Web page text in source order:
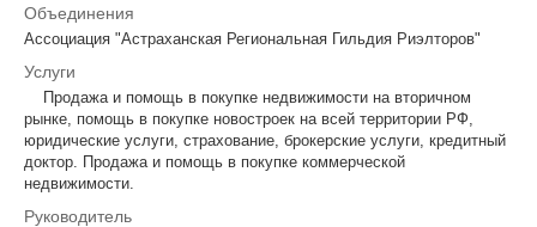
Объединения
Ассоциация "Астраханская Региональная Гильдия Риэлторов"
Услуги
Продажа и помощь в покупке недвижимости на вторичном
рынке, помощь в покупке новостроек на всей территории РФ,
юридические услуги, страхование, брокерские услуги, кредитный
доктор. Продажа и помощь в покупке коммерческой
недвижимости.
Руководитель